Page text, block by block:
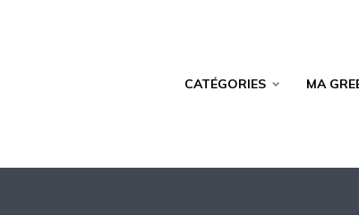
CATÉGORIES MA